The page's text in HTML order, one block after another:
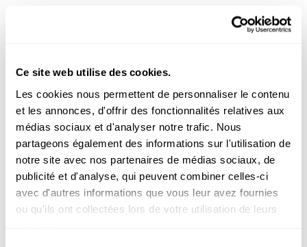
Ce site web utilise des cookies.
Les cookies nous permettent de personnaliser le contenu
et les annonces, d'offrir des fonctionnalités relatives aux
médias sociaux et d'analyser notre trafic. Nous
partageons également des informations sur l'utilisation de
notre site avec nos partenaires de médias sociaux, de
publicité et d'analyse, qui peuvent combiner celles-ci
avec d'autres informations que vous leur avez fournies
ou qu'ils ont collectées lors de votre utilisation de leurs
4,5 mégajoules, pour n’en dépenser que 1 mégajoule sur
De plus, l'infrastructure pour les voitures électriques
s'améliore progressivement, les batteries sont de plus en